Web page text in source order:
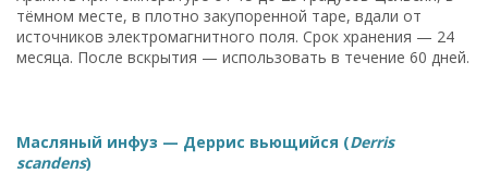
тёмном месте, в плотно закупоренной таре, вдали от
источников электромагнитного поля. Срок хранения — 24
месяца. После вскрытия — использовать в течение 60 дней.
Масляный инфуз — Деррис вьющийся (Derris
scandens)